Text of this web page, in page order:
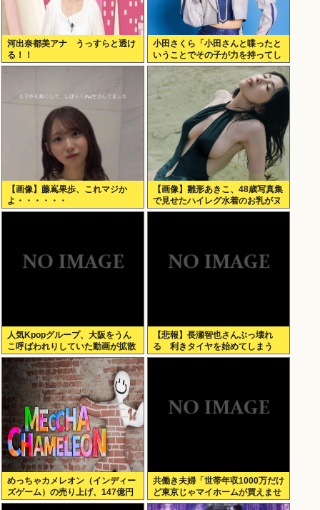
河出奈都美アナ うっすらと透け
る！！
小田さくら「小田さんと喋ったと
いうことでその子が力を持ってし
まわないように、研修生とは喋ら
ないように
【画像】藤嶌果歩、これマジか
よ・・・・・・
【画像】雛形あきこ、48歳写真集
で見せたハイレグ水着のお乳がヌ
ケる
人気Kpopグループ、大阪をうん
こ呼ばわれりしていた動画が拡散
www
【悲報】長瀬智也さんぶっ壊れ
る 利きタイヤを始めてしまう
www（動画あり）
めっちゃカメレオン（インディー
ズゲーム）の売り上げ、147億円
突破www
共働き夫婦「世帯年収1000万だけ
ど東京じゃマイホームが買えませ
ん 」